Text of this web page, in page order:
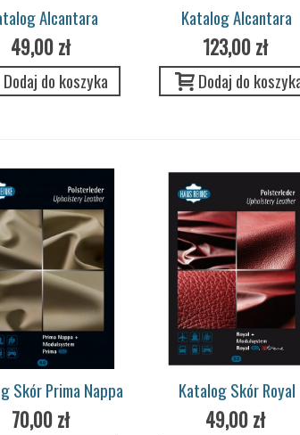
Alcantara
Avant/Marine
49,00 zł
Dodaj do koszyka
Katalog Alcantara
Pannel/Cover
123,00 zł
Dodaj do
Skór Prima Nappa
70,00 zł
Katalog Skór Royal
49,00 zł